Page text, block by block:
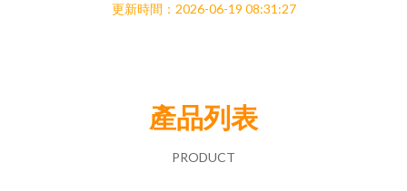
更新時間：2026-06-19 08:31:27
產品列表
PRODUCT